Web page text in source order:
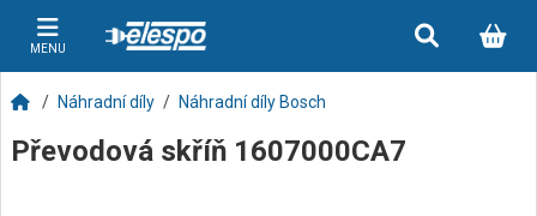
MENU
Náhradní díly Náhradní díly Bosch
Převodová skříň 1607000CA7